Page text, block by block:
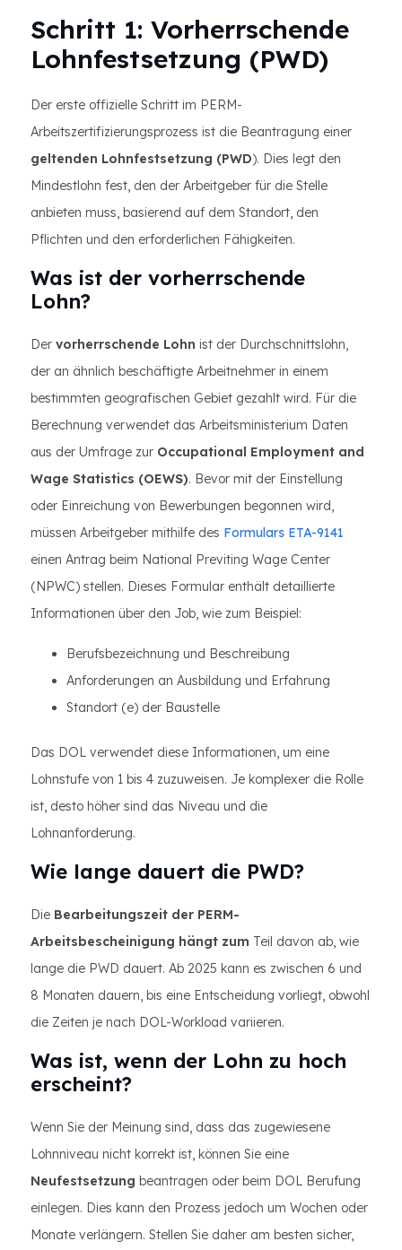
Schritt 1: Vorherrschende
Lohnfestsetzung (PWD)
Der erste offizielle Schritt im PERM-
Arbeitszertifizierungsprozess ist die Beantragung einer
geltenden Lohnfestsetzung (PWD). Dies legt den
Mindestlohn fest, den der Arbeitgeber für die Stelle
anbieten muss, basierend auf dem Standort, den
Pflichten und den erforderlichen Fähigkeiten.
Was ist der vorherrschende
Lohn?
Der vorherrschende Lohn ist der Durchschnittslohn,
der an ähnlich beschäftigte Arbeitnehmer in einem
bestimmten geografischen Gebiet gezahlt wird. Für die
Berechnung verwendet das Arbeitsministerium Daten
aus der Umfrage zur Occupational Employment and
Wage Statistics (OEWS). Bevor mit der Einstellung
oder Einreichung von Bewerbungen begonnen wird,
müssen Arbeitgeber mithilfe des Formulars ETA-9141
einen Antrag beim National Previting Wage Center
(NPWC) stellen. Dieses Formular enthält detaillierte
Informationen über den Job, wie zum Beispiel:
Berufsbezeichnung und Beschreibung
Anforderungen an Ausbildung und Erfahrung
Standort (e) der Baustelle
Das DOL verwendet diese Informationen, um eine
Lohnstufe von 1 bis 4 zuzuweisen. Je komplexer die Rolle
ist, desto höher sind das Niveau und die
Lohnanforderung.
Wie lange dauert die PWD?
Die Bearbeitungszeit der PERM-
Arbeitsbescheinigung hängt zum Teil davon ab, wie
lange die PWD dauert. Ab 2025 kann es zwischen 6 und
8 Monaten dauern, bis eine Entscheidung vorliegt, obwohl
die Zeiten je nach DOL-Workload variieren.
Was ist, wenn der Lohn zu hoch
erscheint?
Wenn Sie der Meinung sind, dass das zugewiesene
Lohnniveau nicht korrekt ist, können Sie eine
Neufestsetzung beantragen oder beim DOL Berufung
einlegen. Dies kann den Prozess jedoch um Wochen oder
Monate verlängern. Stellen Sie daher am besten sicher,